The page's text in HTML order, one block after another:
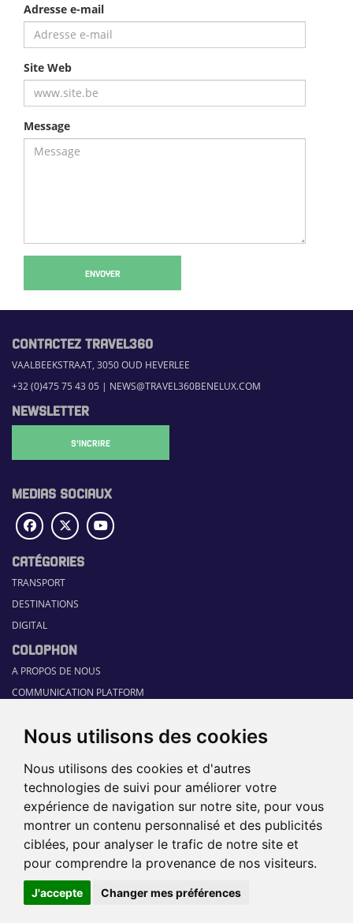
Nous utilisons des cookies
Nous utilisons des cookies et d'autres
technologies de suivi pour améliorer votre
expérience de navigation sur notre site, pour vous
montrer un contenu personnalisé et des publicités
ciblées, pour analyser le trafic de notre site et
pour comprendre la provenance de nos visiteurs.
J'accepte Changer mes préférences
Adresse e-mail
Site Web
Message
ENVOYER
CONTACTEZ TRAVEL360
VAALBEEKSTRAAT, 3050 OUD HEVERLEE
+32 (0)475 75 43 05 | NEWS@TRAVEL360BENELUX.COM
NEWSLETTER
S'INCRIRE
MEDIAS SOCIAUX
CATÉGORIES
TRANSPORT
DESTINATIONS
DIGITAL
COLOPHON
A PROPOS DE NOUS
COMMUNICATION PLATFORM
RUBRIQUES
GUIDE SECTORIEL
JOBS
ÉVÉNEMENTS
©2026 TRAVEL360° |SITEMAP|
DISCLAIMER|POLITIQUE DE
CONFIDENTIALITÉ
|PRÉFÉRENCES